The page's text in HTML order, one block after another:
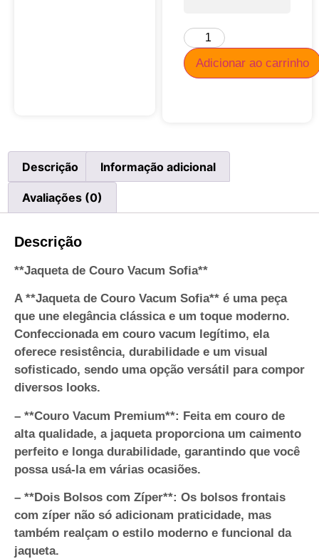
Adicionar ao carrinho
Descrição Informação adicional
Avaliações (0)
Descrição
**Jaqueta de Couro Vacum Sofia**
A **Jaqueta de Couro Vacum Sofia** é uma peça
que une elegância clássica e um toque moderno.
Confeccionada em couro vacum legítimo, ela
oferece resistência, durabilidade e um visual
sofisticado, sendo uma opção versátil para compor
diversos looks.
– **Couro Vacum Premium**: Feita em couro de
alta qualidade, a jaqueta proporciona um caimento
perfeito e longa durabilidade, garantindo que você
possa usá-la em várias ocasiões.
– **Dois Bolsos com Zíper**: Os bolsos frontais
com zíper não só adicionam praticidade, mas
também realçam o estilo moderno e funcional da
jaqueta.